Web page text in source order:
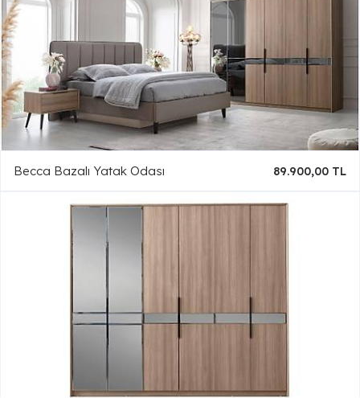
Becca Bazalı Yatak Odası 89.900,00 TL